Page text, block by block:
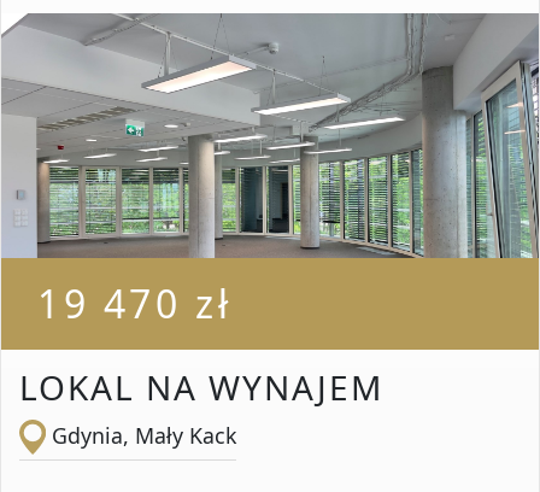
19 470 zł
LOKAL NA WYNAJEM
Gdynia, Mały Kack